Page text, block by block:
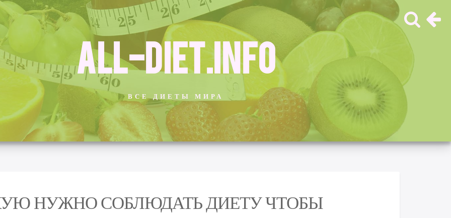
ALL-DIET.INFO
ВСЕ ДИЕТЫ МИРА
НУЖНО СОБЛЮДАТЬ ДИЕТУ ЧТОБЫ